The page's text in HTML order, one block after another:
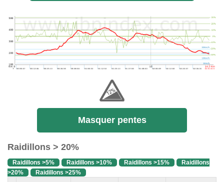
Masquer pentes
Raidillons > 20%
Raidillons >5% Raidillons >10% Raidillons >15%
Raidillons
>20%
Raidillons >25%